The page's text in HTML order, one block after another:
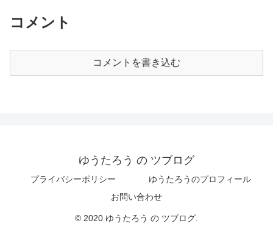
コメント
コメントを書き込む
ゆうたろう の ツブログ
プライバシーポリシー
ゆうたろうのプロフィール
お問い合わせ
© 2020 ゆうたろう の ツブログ.